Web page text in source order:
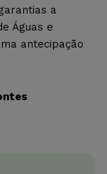
a
Águas e
antecipação